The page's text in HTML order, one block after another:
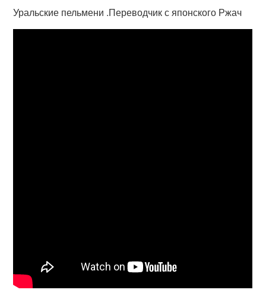
Уральские пельмени .Переводчик с японского Ржач